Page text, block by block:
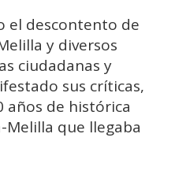
el descontento de
y diversos
ciudadanas y
sus críticas,
años de histórica
que llegaba